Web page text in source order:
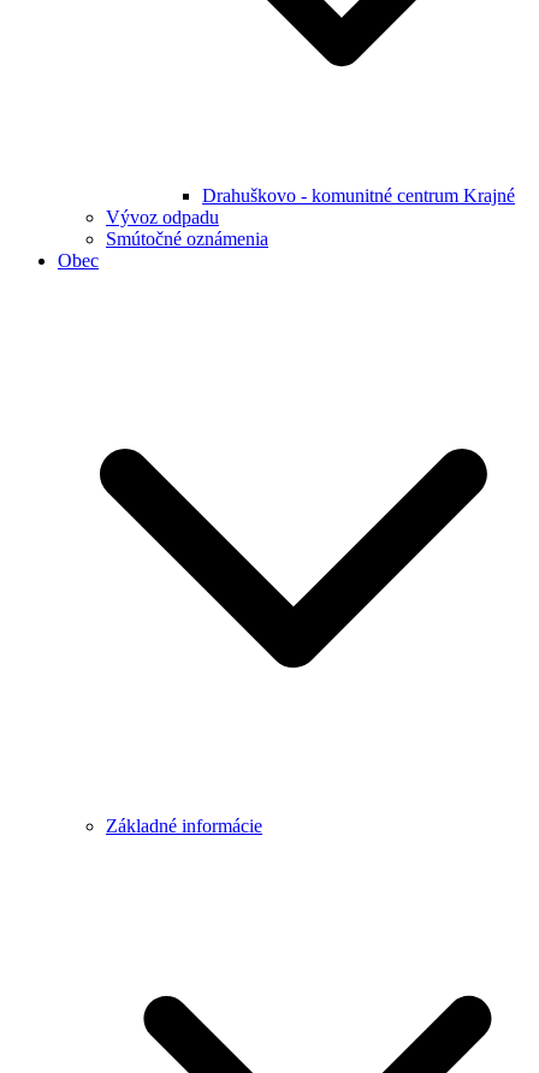
Drahuškovo - komunitné centrum Krajné
Vývoz odpadu
Smútočné oznámenia
Obec
Základné informácie